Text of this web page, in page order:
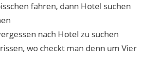
fahren, dann Hotel suchen
nach Hotel zu suchen
wo checkt man denn um Vier